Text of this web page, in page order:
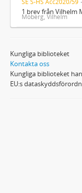
1 brev från Vilhelm
Moberg, Vilhelm
Kungliga biblioteket
Kontakta oss
Kungliga biblioteket
EU:s